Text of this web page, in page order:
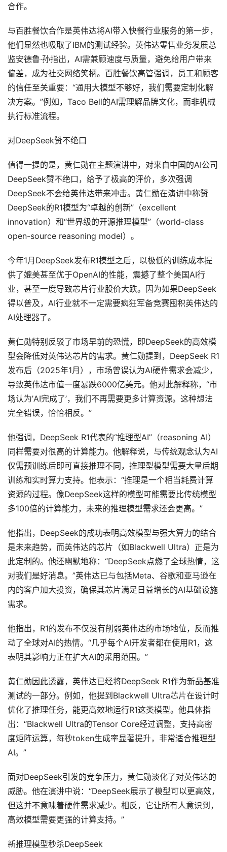
合作。
与百胜餐饮合作是英伟达将AI带入快餐行业服务的第一步，
他们显然也吸取了IBM的测试经验。英伟达零售业务发展总
监安德鲁·孙指出，AI需兼顾速度与质量，避免给用户带来
偏差，成为社交网络笑柄。百胜餐饮高管强调，员工和顾客
的信任至关重要：“通用大模型不够好，我们需要定制化解
决方案。”例如，Taco Bell的AI需理解品牌文化，而非机械
执行标准流程。
对DeepSeek赞不绝口
值得一提的是，黄仁勋在主题演讲中，对来自中国的AI公司
DeepSeek赞不绝口，给予了极高的评价，多次强调
DeepSeek不会给英伟达带来冲击。黄仁勋在演讲中称赞
DeepSeek的R1模型为“卓越的创新”（excellent
innovation）和“世界级的开源推理模型”（world-class
open-source reasoning model）。
今年1月DeepSeek发布R1模型之后，以极低的训练成本提
供了媲美甚至优于OpenAI的性能，震撼了整个美国AI行
业，甚至一度导致芯片行业股价大跌。因为如果DeepSeek
得以普及，AI行业就不一定需要疯狂军备竞赛囤积英伟达的
AI处理器了。
黄仁勋特别反驳了市场早前的恐慌，即DeepSeek的高效模
型会降低对英伟达芯片的需求。黄仁勋提到，DeepSeek R1
发布后（2025年1月），市场曾误认为AI硬件需求会减少，
导致英伟达市值一度暴跌6000亿美元。他对此解释称，“市
场认为’AI完成了’，我们不再需要更多计算资源。这种想法
完全错误，恰恰相反。”
他强调，DeepSeek R1代表的“推理型AI”（reasoning AI）
同样需要对很高的计算能力。他解释说，与传统观念认为AI
仅需预训练后即可直接推理不同，推理型模型需要大量后期
训练和实时算力支持。他表示：“推理是一个相当耗费计算
资源的过程。像DeepSeek这样的模型可能需要比传统模型
多100倍的计算能力，未来的推理模型需求还会更高。”
他指出，DeepSeek的成功表明高效模型与强大算力的结合
是未来趋势，而英伟达的芯片（如Blackwell Ultra）正是为
此定制的。他还幽默地称：“DeepSeek点燃了全球热情，这
对我们是好消息。”英伟达已与包括Meta、谷歌和亚马逊在
内的客户加大投资，确保其芯片满足日益增长的AI基础设施
需求。
他指出，R1的发布不仅没有削弱英伟达的市场地位，反而推
动了全球对AI的热情。“几乎每个AI开发者都在使用R1，这
表明其影响力正在扩大AI的采用范围。”
黄仁勋因此透露，英伟达已经将DeepSeek R1作为新品基准
测试的一部分。例如，他提到Blackwell Ultra芯片在设计时
优化了推理任务，能更高效地运行R1这类模型。他具体指
出：“Blackwell Ultra的Tensor Core经过调整，支持高密
度矩阵运算，每秒token生成率显著提升，非常适合推理型
AI。”
面对DeepSeek引发的竞争压力，黄仁勋淡化了对英伟达的
威胁。他在演讲中说：“DeepSeek展示了模型可以更高效，
但这并不意味着硬件需求减少。相反，它让所有人意识到，
高效模型需要更强的计算支持。”
新推理模型秒杀DeepSeek